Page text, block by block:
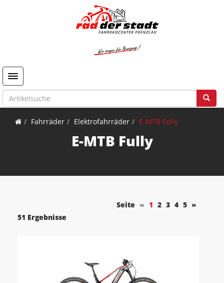
Toggle navigation
Fahrräder Elektrofahrräder E-MTB Fully
E-MTB Fully
Seite « 1 2 3 4 5 »
51 Ergebnisse